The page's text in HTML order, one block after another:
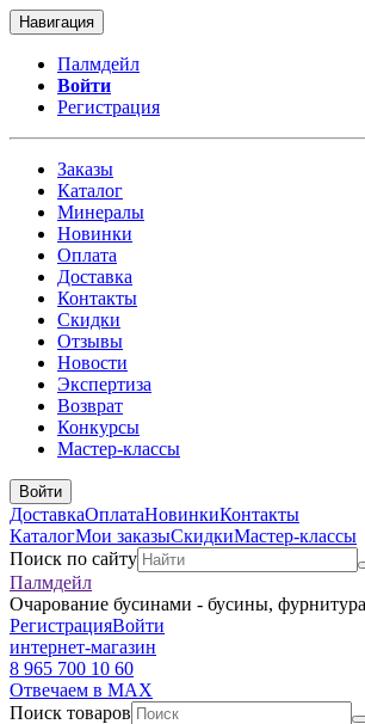
Навигация
Палмдейл
Войти
Регистрация
Заказы
Каталог
Минералы
Новинки
Оплата
Доставка
Контакты
Скидки
Отзывы
Новости
Экспертиза
Возврат
Конкурсы
Мастер-классы
Войти
ДоставкаОплатаНовинкиКонтакты
КаталогМои заказыСкидкиМастер-классы
Поиск по сайту
Палмдейл
Очарование бусинами - бусины,
РегистрацияВойти
интернет-магазин
8 965 700 10 60
Отвечаем в MAX
Поиск товаров